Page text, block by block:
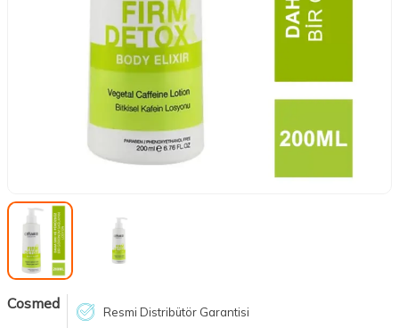
Cosmed Resmi Distribütör Garantisi